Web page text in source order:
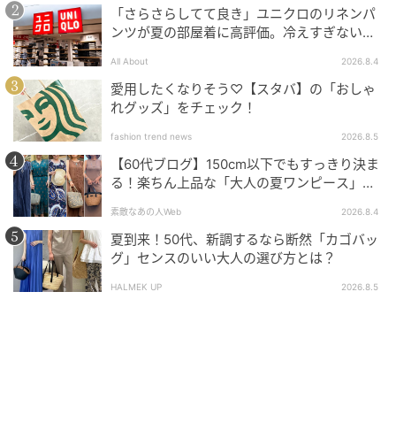
出典：GLOBAL WORK
洗えるドライメッシュラメカーディガン/638294
￥4,990（税込）
ハイツイストのさらっとした素材を使った、涼しげな
「さらさらしてて良き」ユニクロのリネンパ
ンツが夏の部屋着に高評価。冷えすぎない肌
All About 2026.8.4
愛用したくなりそう♡【スタバ】の「おしゃ
れグッズ」をチェック！
fashion trend news 2026.8.5
【60代ブログ】150cm以下でもすっきり決ま
る！楽ちん上品な「大人の夏ワンピース」コ
素敵なあの人Web 2026.8.4
夏到来！50代、新調するなら断然「カゴバッ
グ」センスのいい大人の選び方とは？
HALMEK UP 2026.8.5